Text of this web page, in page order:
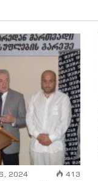
2024 413